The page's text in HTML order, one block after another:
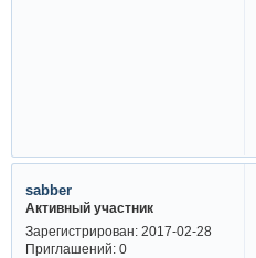
sabber
Активный участник
Зарегистрирован: 2017-02-28
Приглашений:0